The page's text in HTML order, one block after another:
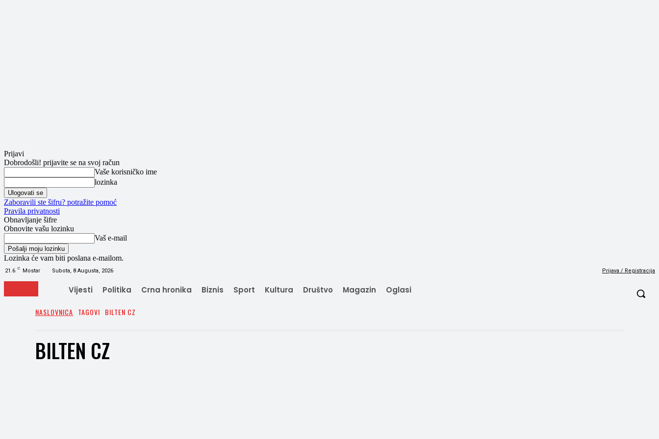
Prijavi
Dobrodošli! prijavite se na svoj račun
Vaše korisničko ime
lozinka
Zaboravili ste šifru? potražite pomoć
Pravila privatnosti
Obnavljanje šifre
Obnovite vašu lozinku
Vaš e-mail
Lozinka će vam biti poslana e-mailom.
21.6 C Mostar Subota, 8 Augusta, 2026 Prijava / Registracija
Vijesti Politika Crna hronika Biznis Sport Kultura Društvo Magazin Oglasi
NASLOVNICA TAGOVI BILTEN CZ
BILTEN CZ